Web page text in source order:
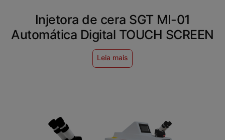
Injetora de cera SGT MI-01
Automática Digital TOUCH SCREEN
Leia mais